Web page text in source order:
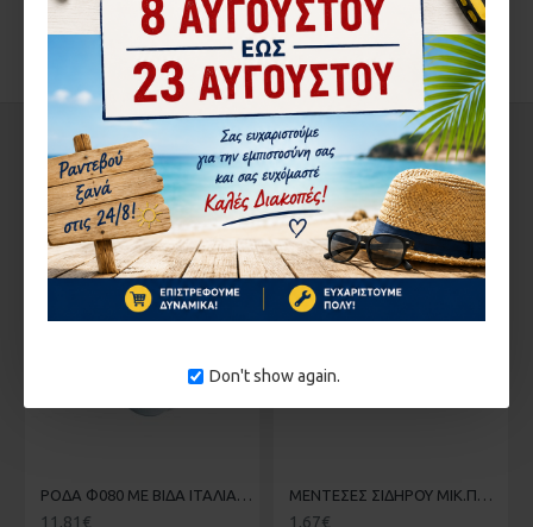
Don't show again.
ΑΞΙΟΛΟΓΉΣΕΙΣ
ΔΕΊΤΕ ΑΚΌΜΑ ΑΠΌ ΤΟΝ ΊΔΙΟ ΚΑΤΑΣΚΕΥΑΣΤΉ
ΣΤΗΝ ΄ΙΔΙΑ ΚΑΤΗΓΟΡΊΑ
1-3 ΗΜΈΡΕΣ
ΡΟΔΑ Φ080 ΜΕ ΒΙΔΑ ΙΤΑΛΙΑΣ COMUNELLO ART300V
11,81€
ΜΕΝΤΕΣΕΣ ΣΙΔΗΡΟΥ ΜΙΚ.ΠΤΕΡΑ 14cm COMUNELLO 402/14
1,67€